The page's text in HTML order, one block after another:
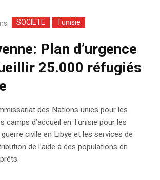
SOCIETE Tunisie
Plan d’urgence
25.000 réfugiés
des Nations unies pour les
camps d’accueil en Tunisie pour les
civile en Libye et les services de
de l’aide à ces populations en